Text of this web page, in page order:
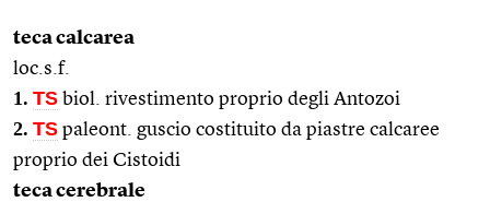
teca calcarea
loc.s.f.
1. TS biol. rivestimento proprio degli Antozoi
2. TS paleont. guscio costituito da piastre calcaree
proprio dei Cistoidi
teca cerebrale